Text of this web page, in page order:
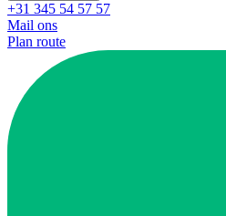
+31 345 54 57 57
Mail ons
Plan route